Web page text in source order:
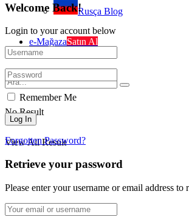
Rusça Blog
e-MağazaSatın Al
No Result
View All Result
Welcome Back!
Login to your account below
Remember Me
Forgotten Password?
Retrieve your password
Please enter your username or email address to